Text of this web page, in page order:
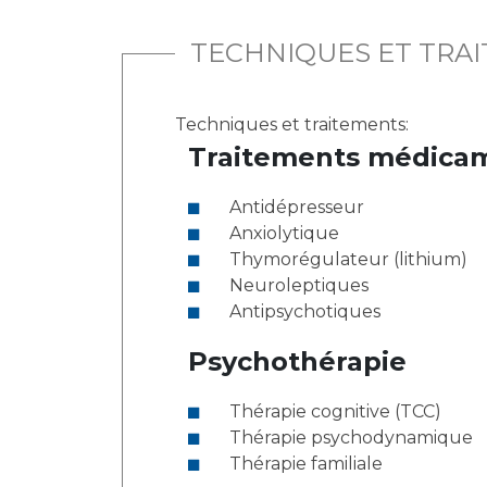
TECHNIQUES ET
Techniques et traitements:
Traitements
Antidépresseur
Anxiolytique
Thymorégulateur (lithium)
Neuroleptiques
Antipsychotiques
Psychothérapie
Thérapie cognitive (TCC)
Thérapie psychodynamique
Thérapie familiale